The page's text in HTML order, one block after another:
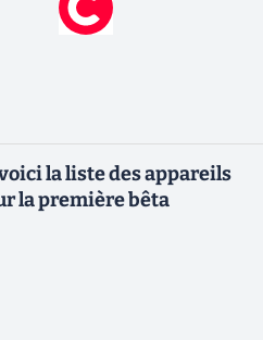
voici la liste des appareils
la première bêta